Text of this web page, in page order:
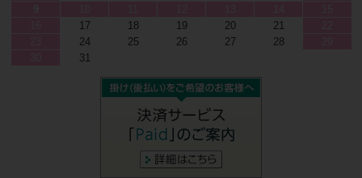
17 18 19 20 21
24 25 26 27 28
31